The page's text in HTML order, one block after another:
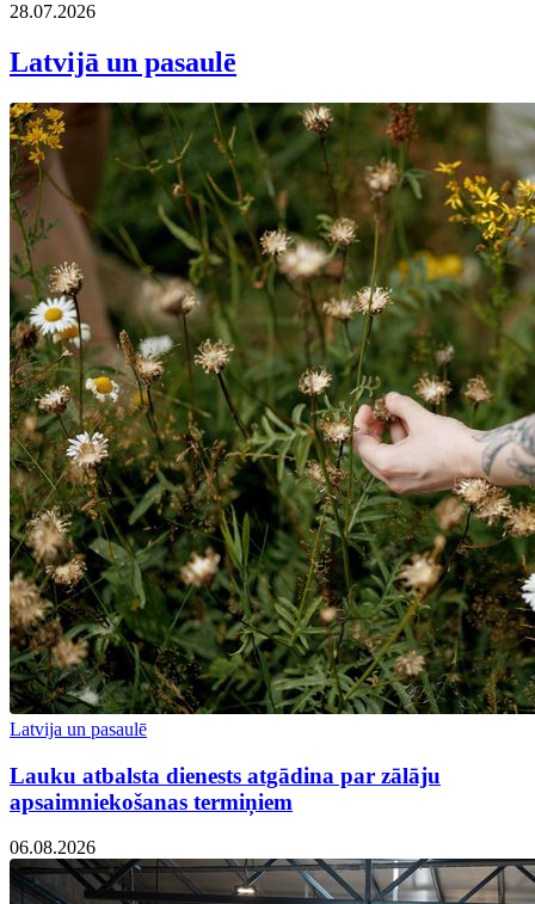
28.07.2026
Latvijā un pasaulē
Latvija un pasaulē
Lauku atbalsta dienests atgādina par zālāju
apsaimniekošanas termiņiem
06.08.2026